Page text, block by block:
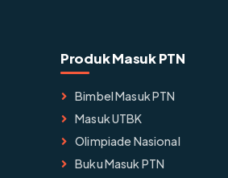
Produk Masuk PTN
Bimbel Masuk PTN
Masuk UTBK
Olimpiade Nasional
Buku Masuk PTN